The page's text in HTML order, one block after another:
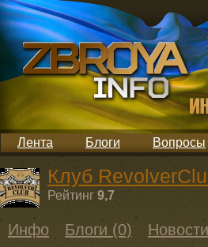
Лента Блоги Вопросы
Клуб
Рейтинг 9,7
Инфо Блоги (0)